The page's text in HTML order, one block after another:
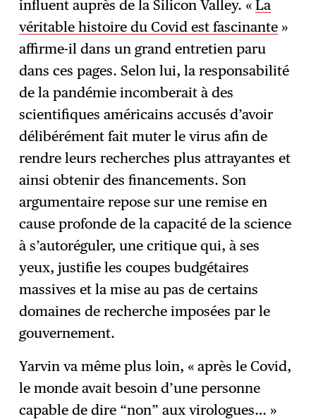
influent auprès de la Silicon Valley. «La
véritable histoire du Covid est fascinante »
affirme-il dans un grand entretien paru
dans ces pages. Selon lui, la responsabilité
de la pandémie incomberait à des
scientifiques américains accusés d’avoir
délibérément fait muter le virus afin de
rendre leurs recherches plus attrayantes et
ainsi obtenir des financements. Son
argumentaire repose sur une remise en
cause profonde de la capacité de la science
à s’autoréguler, une critique qui, à ses
yeux, justifie les coupes budgétaires
massives et la mise au pas de certains
domaines de recherche imposées par le
gouvernement.
Yarvin va même plus loin, « après le Covid,
le monde avait besoin d’une personne
capable de dire “non” aux virologues… »